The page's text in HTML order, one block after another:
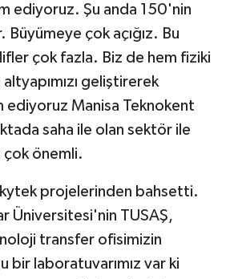
ediyoruz. Şu anda 150'nin
Büyümeye çok açığız. Bu
çok fazla. Biz de hem fiziki
altyapımızı geliştirerek
ediyoruz Manisa Teknokent
saha ile olan sektör ile
çok önemli.
projelerinden bahsetti.
Üniversitesi'nin TUSAŞ,
transfer ofisimizin
bir laboratuvarımız var ki